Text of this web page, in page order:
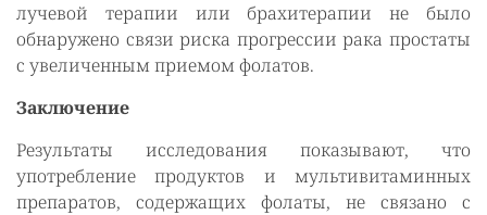
лучевой терапии или брахитерапии не было
обнаружено связи риска прогрессии рака простаты
с увеличенным приемом фолатов.
Заключение
Результаты исследования показывают, что
употребление продуктов и мультивитаминных
препаратов, содержащих фолаты, не связано с